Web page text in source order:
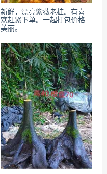
新鲜，漂亮紫薇老桩。有喜
欢赶紧下单。一起打包价格
美丽。